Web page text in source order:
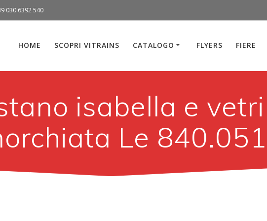
030 6392 540
HOME SCOPRI VITRAINS CATALOGO FLYERS FIERE
isabella e
Le 840.051